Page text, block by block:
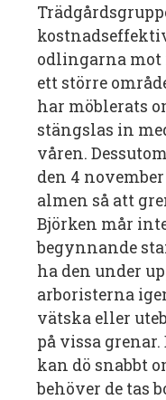
odlingarna mot
ett större
har möblerats
stängslas in
våren.
den 4
almen så att
Björken mår
begynnande
ha den under
arboristerna
vätska eller
på vissa
kan dö snabbt
behöver de tas